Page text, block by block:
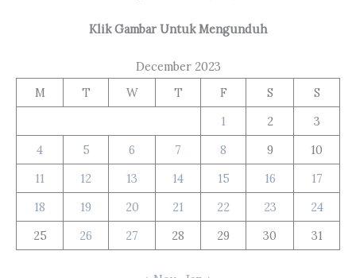
Klik Gambar Untuk Mengunduh
December 2023
M
T W T F S
S
1
2
3
4
5 6 7 8 9
10
11
12 13 14 15 16
17
18
19 20 21 22 23
24
25
26 27 28 29 30 31